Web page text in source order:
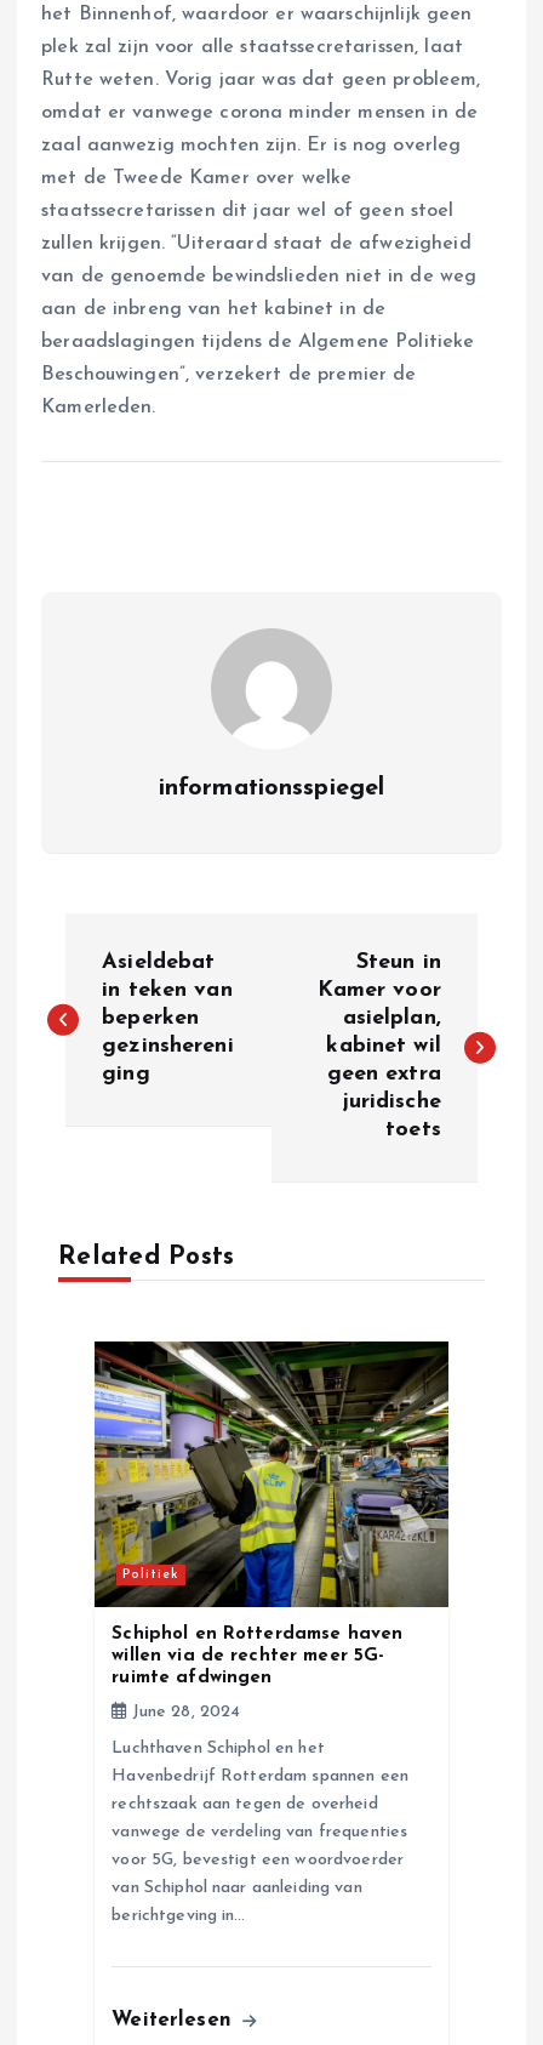
het Binnenhof, waardoor er waarschijnlijk geen
plek zal zijn voor alle staatssecretarissen, laat
Rutte weten. Vorig jaar was dat geen probleem,
omdat er vanwege corona minder mensen in de
zaal aanwezig mochten zijn. Er is nog overleg
met de Tweede Kamer over welke
staatssecretarissen dit jaar wel of geen stoel
zullen krijgen. “Uiteraard staat de afwezigheid
van de genoemde bewindslieden niet in de weg
aan de inbreng van het kabinet in de
beraadslagingen tijdens de Algemene Politieke
Beschouwingen”, verzekert de premier de
Kamerleden.
informationsspiegel
o
a
v
Asieldebat
in teken van
beperken
gezinshereni
ging
Steun in
Kamer voor
asielplan,
kabinet wil
geen extra
juridische
toets
Related Posts
Politiek
Schiphol en Rotterdamse haven
willen via de rechter meer 5G-
ruimte afdwingen
June 28, 2024
Luchthaven Schiphol en het
Havenbedrijf Rotterdam spannen een
rechtszaak aan tegen de overheid
vanwege de verdeling van frequenties
voor 5G, bevestigt een woordvoerder
van Schiphol naar aanleiding van
berichtgeving in…
Weiterlesen